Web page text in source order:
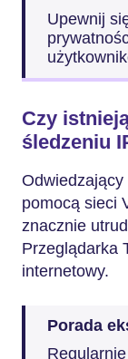
Upewnij
Czy
śledzeniu
pomocą sieci
znacznie
Przeglądarka
internetowy.
Porada